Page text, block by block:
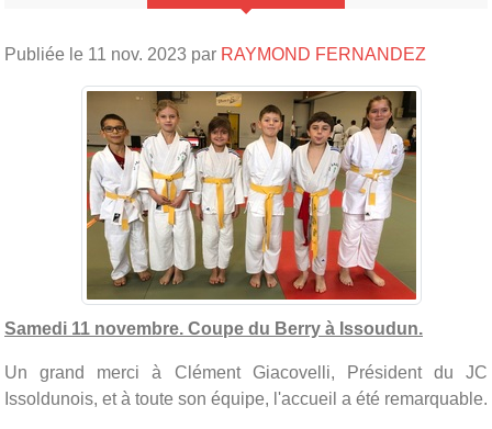
Publiée le 11 nov. 2023 par RAYMOND FERNANDEZ
Samedi 11 novembre. Coupe du Berry à Issoudun.
Un grand merci à Clément Giacovelli, Président du JC
Issoldunois, et à toute son équipe, l'accueil a été remarquable.